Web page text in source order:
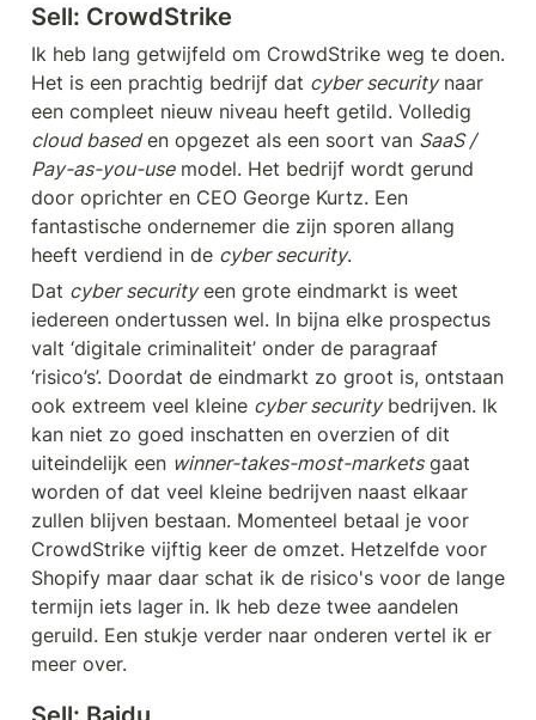
Sell: CrowdStrike
Ik heb lang getwijfeld om CrowdStrike weg te doen.
Het is een prachtig bedrijf dat cyber security naar
cloud based en opgezet als een soort van SaaS /
Pay-as-you-use model. Het bedrijf wordt gerund
door oprichter en CEO George Kurtz. Een
fantastische ondernemer die zijn sporen allang
heeft verdiend in de cyber security.
Dat cyber security een grote eindmarkt is weet
iedereen ondertussen wel. In bijna elke prospectus
valt ‘digitale criminaliteit’ onder de paragraaf
‘risico’s’. Doordat de eindmarkt zo groot is, ontstaan
ook extreem veel kleine cyber security bedrijven. Ik
kan niet zo goed inschatten en overzien of dit
uiteindelijk een winner-takes-most-markets gaat
worden of dat veel kleine bedrijven naast elkaar
zullen blijven bestaan. Momenteel betaal je voor
CrowdStrike vijftig keer de omzet. Hetzelfde voor
Shopify maar daar schat ik de risico's voor de lange
termijn iets lager in. Ik heb deze twee aandelen
geruild. Een stukje verder naar onderen vertel ik er
meer over.